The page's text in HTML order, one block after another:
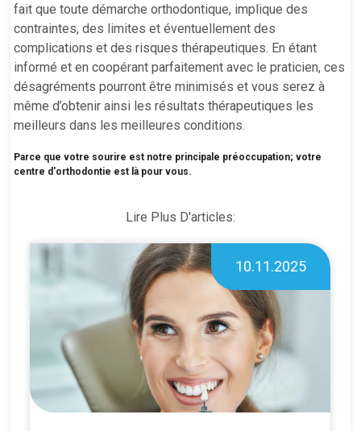
fait que toute démarche orthodontique, implique des
contraintes, des limites et éventuellement des
complications et des risques thérapeutiques. En étant
informé et en coopérant parfaitement avec le praticien, ces
désagréments pourront être minimisés et vous serez à
même d’obtenir ainsi les résultats thérapeutiques les
meilleurs dans les meilleures conditions.
Parce que votre sourire est notre principale préoccupation; votre
centre d'orthodontie est là pour vous.
Lire Plus D'articles:
10.11.2025